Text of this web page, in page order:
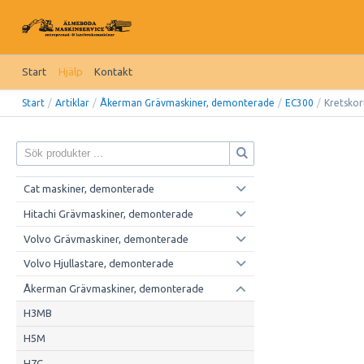
Start Hjälp Kontakt
Start / Artiklar / Åkerman Grävmaskiner, demonterade / EC300 /
Cat maskiner, demonterade
Hitachi Grävmaskiner, demonterade
Volvo Grävmaskiner, demonterade
Volvo Hjullastare, demonterade
Åkerman Grävmaskiner, demonterade
H3MB
H5M